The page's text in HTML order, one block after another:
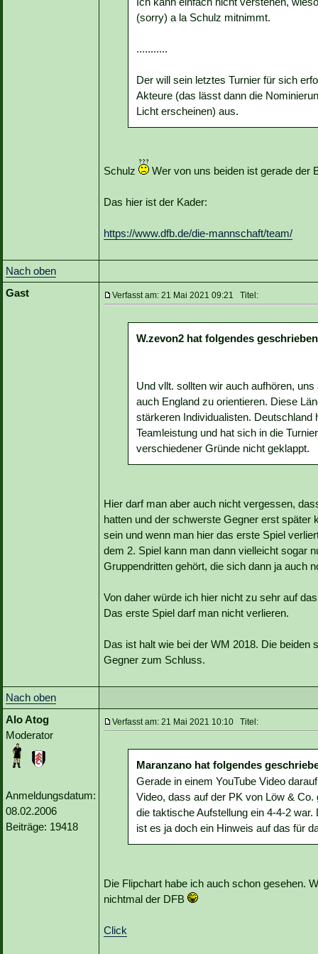
(sorry) a la Schulz mitnimmt.
...........
Der will sein letztes Turnier für sich
Akteure (das lässt dann die
Licht erscheinen) aus.
Schulz Wer von uns beiden ist gerade der
Das hier ist der Kader:
https://www.dfb.de/die-mannschaft/team/
Nach oben
Gast
Verfasst am: 21 Mai 2021 09:21 Titel:
W.zevon2 hat folgendes
Und vllt. sollten wir auch aufhören,
auch England zu orientieren. Diese
stärkeren Individualisten.
Teamleistung und hat sich in die
verschiedener Gründe nicht geklappt.
Hier darf man aber auch nicht vergessen,
hatten und der schwerste Gegner erst
sein und wenn man hier das erste Spiel
dem 2. Spiel kann man dann vielleicht sogar
Gruppendritten gehört, die sich dann ja auch
Von daher würde ich hier nicht zu sehr auf
Das erste Spiel darf man nicht verlieren.
Das ist halt wie bei der WM 2018. Die
Gegner zum Schluss.
Nach oben
Alo Atog
Moderator
Anmeldungsdatum:
08.02.2006
Beiträge: 19418
Verfasst am: 21 Mai 2021 10:10 Titel:
Maranzano hat folgendes
Gerade in einem YouTube Video
Video, dass auf der PK von Löw &
die taktische Aufstellung ein 4-4-2
ist es ja doch ein Hinweis auf das für
Die Flipchart habe ich auch schon gesehen.
nichtmal der DFB
Click